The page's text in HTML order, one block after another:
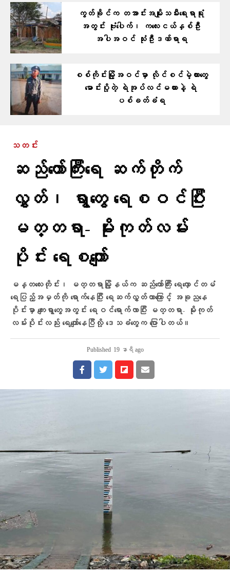
ကွတ်ခိုင်က တအာင်းအမျိုးသမီးရေးရာရုံး
အတွင်း ဗုံးပေါက်၊ ကလေးငယ်နှစ်ဦး
အပါအဝင် သုံးဦးဒဏ်ရာရ
စစ်ကိုင်းမြို့အဝင်မှာ လိုင်စင်မဲ့ကားတွေ
မောင်းပို့တဲ့ ရဲအုပ်လင်မယားနဲ့ ရဲ
ပစ်ခတ်ခံရ
သတင်း
ဆည်တော်ကြီးရေ ဆက်တိုက်
လွှတ်၊ ရွာတွေ ရေစဝင်ပြီး
မတ္တရာ- မိုးကုတ်လမ်း
ပိုင်း ရေစကျော်
မန္တလေးတိုင်း၊ မတ္တရာမြို့နယ်က ဆည်တော်ကြီး ရေလှောင်တမံ
ရေပြည့်အမှတ်ကို ရောက်နေပြီး ရေဆက်လွှတ်တာကြောင့် အခု‌‌ညနေ
ပိုင်းမှာ ကျေးရွာတွေအတွင်း ရေဝင်‌ရောက်လာပြီး မတ္တရာ- မိုးကုတ်
လမ်းပိုင်းလည်း ရေကျော်နေပြီလို့ ဒေသခံတွေက ပြောပါတယ်။
Published 19 နာရီ ago